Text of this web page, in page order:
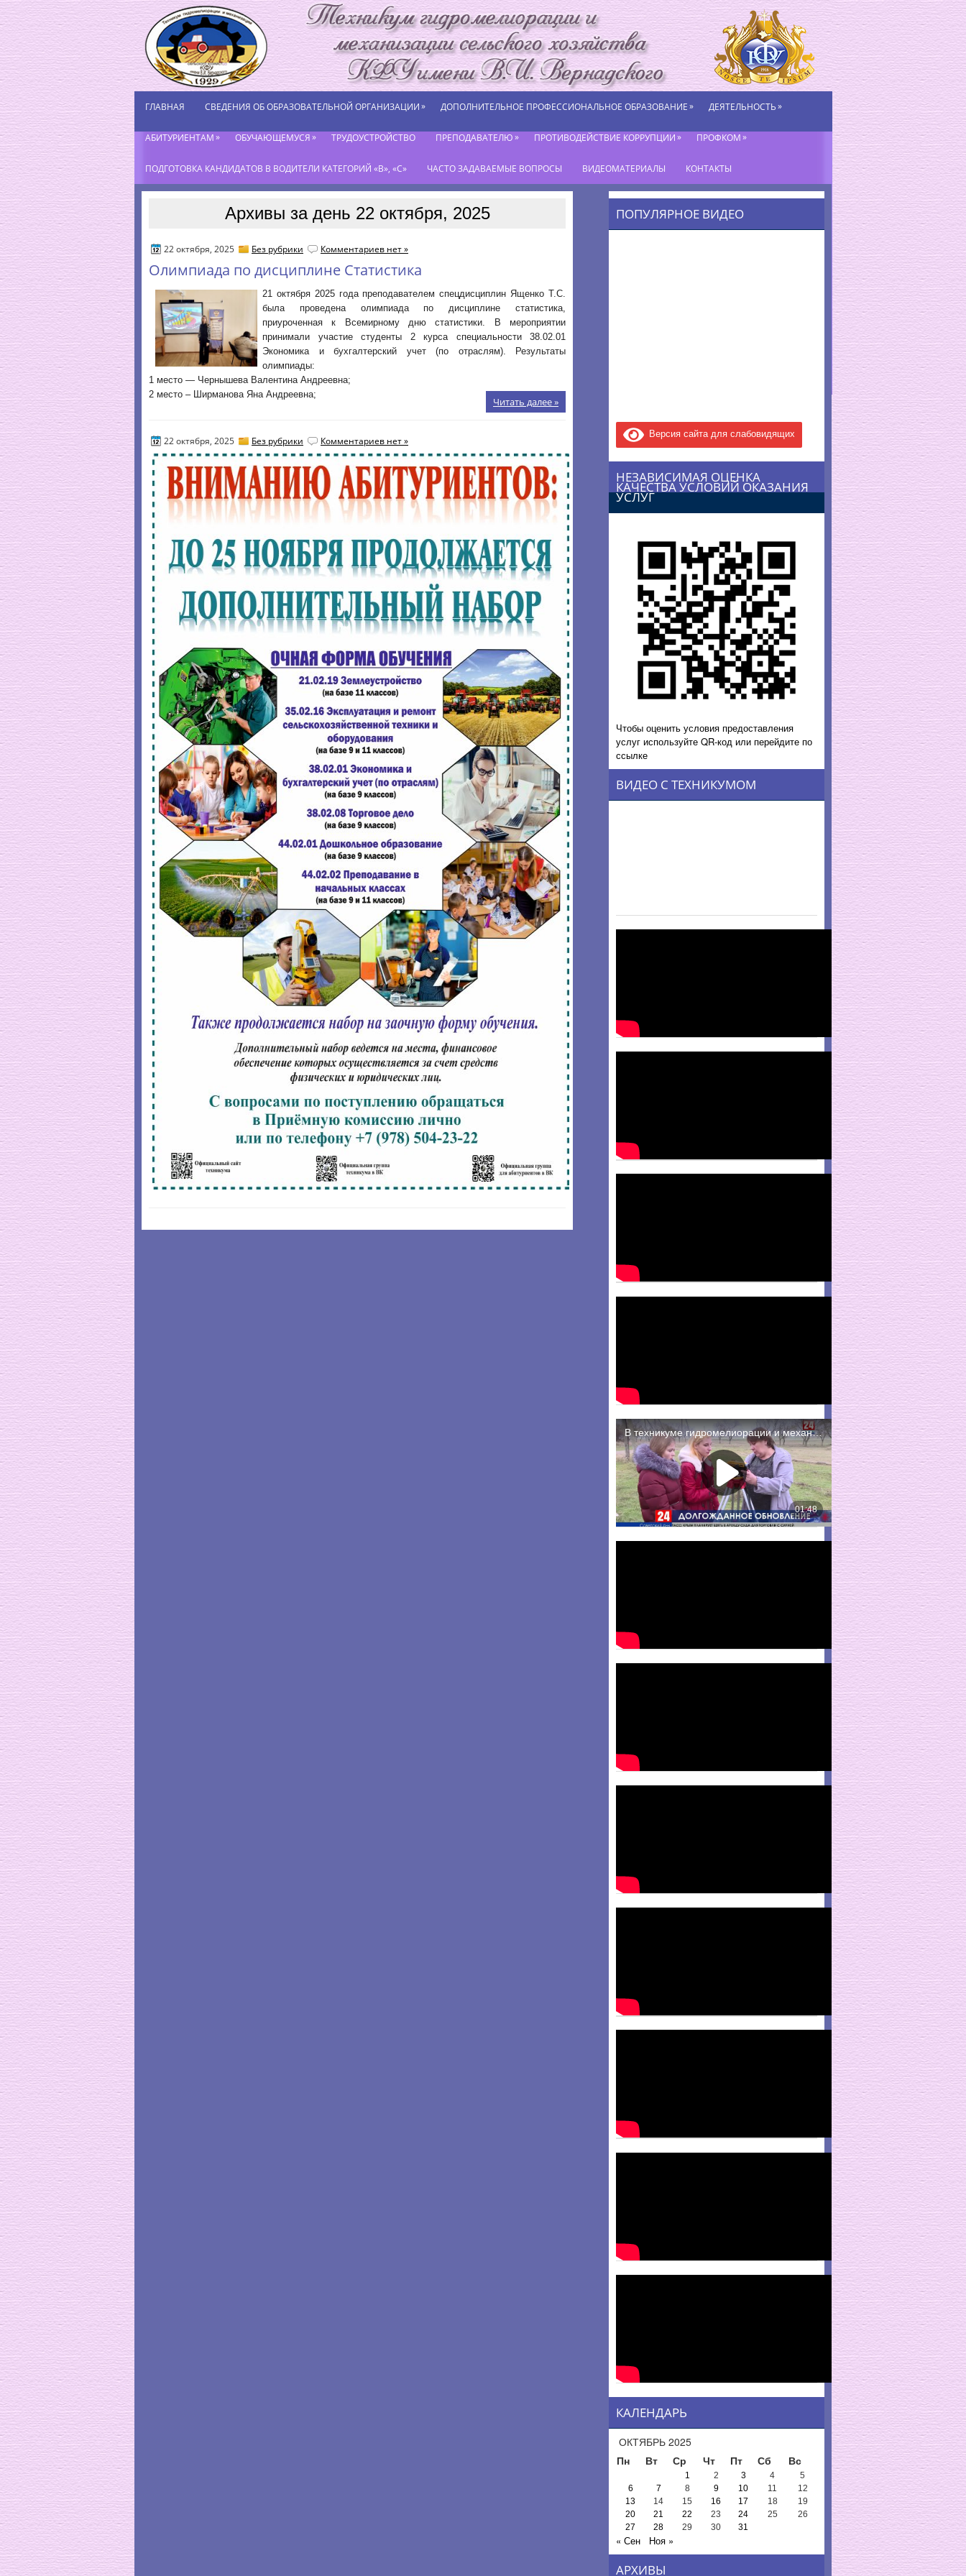
ГЛАВНАЯ СВЕДЕНИЯ ОБ ОБРАЗОВАТЕЛЬНОЙ ОРГАНИЗАЦИИ» ДОПОЛНИТЕЛЬНОЕ ПРОФЕССИОНАЛЬНОЕ ОБРАЗОВАНИЕ» ДЕЯТЕЛЬНОСТЬ»
АБИТУРИЕНТАМ» ОБУЧАЮЩЕМУСЯ» ТРУДОУСТРОЙСТВО ПРЕПОДАВАТЕЛЮ» ПРОТИВОДЕЙСТВИЕ КОРРУПЦИИ» ПРОФКОМ»
ПОДГОТОВКА КАНДИДАТОВ В ВОДИТЕЛИ КАТЕГОРИЙ «В», «С» ЧАСТО ЗАДАВАЕМЫЕ ВОПРОСЫ ВИДЕОМАТЕРИАЛЫ КОНТАКТЫ
Архивы за день 22 октября, 2025
22 октября, 2025 Без рубрики Комментариев нет »
Олимпиада по дисциплине Статистика
21 октября 2025 года преподавателем спецдисциплин Ященко Т.С.
была проведена олимпиада по дисциплине статистика,
приуроченная к Всемирному дню статистики. В мероприятии
принимали участие студенты 2 курса специальности 38.02.01
Экономика и бухгалтерский учет (по отраслям). Результаты
олимпиады:
1 место — Чернышева Валентина Андреевна;
2 место – Ширманова Яна Андреевна;
Читать далее »
22 октября, 2025 Без рубрики Комментариев нет »
ПОПУЛЯРНОЕ ВИДЕО
Версия сайта для слабовидящих
НЕЗАВИСИМАЯ ОЦЕНКА
КАЧЕСТВА УСЛОВИЙ ОКАЗАНИЯ
УСЛУГ
Чтобы оценить условия предоставления
услуг используйте QR-код или перейдите по
ссылке
ВИДЕО С ТЕХНИКУМОМ
КАЛЕНДАРЬ
ОКТЯБРЬ 2025
Пн
Вт Ср Чт Пт Сб Вс
1 2 3 4
5
6
7 8 9 10 11
12
13
14 15 16 17 18
19
20
21 22 23 24 25
26
27
28 29 30 31
« Сен Ноя »
АРХИВЫ